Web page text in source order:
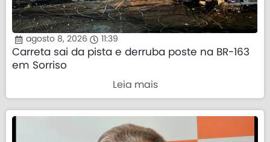
agosto 8, 2026 11:39
Carreta sai da pista e derruba poste na BR-163
em Sorriso
Leia mais